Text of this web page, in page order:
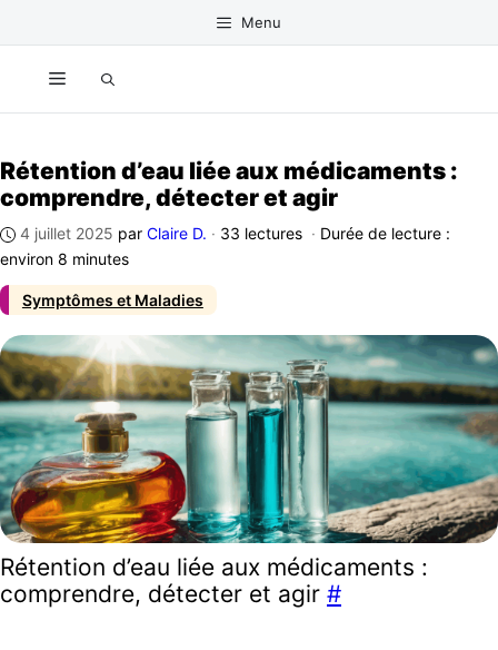
Menu
Menu
Symptômes et Maladies
Rétention d’eau liée aux médicaments :
comprendre, détecter et agir
4 juillet 2025 par Claire D. · 33 lectures · Durée de lecture :
environ 8 minutes
Rétention d’eau liée aux médicaments :
comprendre, détecter et agir #